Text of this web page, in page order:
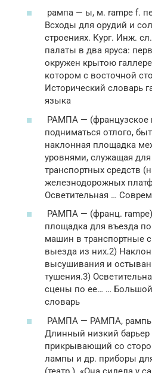
рампа — ы, м. rampe f.
Всходы для орудий и
строениях. Кург. Инж.
палаты в два яруса:
окружен крытою
котором с восточной
Исторический словарь
языка
РАМПА — (французское
подниматься отлого,
наклонная площадка
уровнями, служащая
транспортных средств
железнодорожных
Осветительная …
РАМПА — (франц.
площадка для въезда
машин в транспортные
выезда из них.2)
высушивания и
тушения.3)
сцены по ее… …
словарь
РАМПА — РАМПА,
Длинный низкий
прикрывающий со
лампы и др. приборы